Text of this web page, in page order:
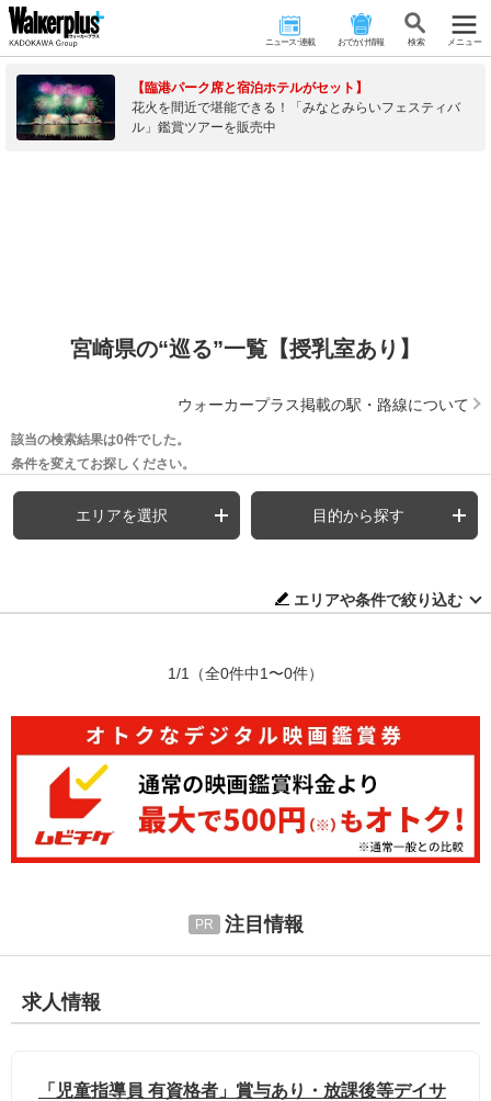
ニュース･連載 おでかけ情報 検 索 メニュー
【臨港パーク席と宿泊ホテルがセット】
花火を間近で堪能できる！「みなとみらいフェスティバ
ル」鑑賞ツアーを販売中
宮崎県の“巡る”一覧【授乳室あり】
ウォーカープラス掲載の駅・路線について
該当の検索結果は0件でした。
条件を変えてお探しください。
エリアを選択 目的から探す
エリアや条件で絞り込む
1/1 （全0件中1〜0件）
注目情報
求人情報
「児童指導員 有資格者」賞与あり・放課後等デイサ